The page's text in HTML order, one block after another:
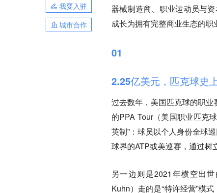
我要入驻
城市合作
器械制造商、职业运动员与
成长为拥有完整商业生态的职
01
2.25亿美元，匹克球史
过去数年，美国匹克球的职
的PPA Tour（美国职业匹克
英制”：球员以个人身份全球
球界的ATP或美巡赛，通过树
另一边则是2021年横空出
Kuhn）走的是“特许经营”模